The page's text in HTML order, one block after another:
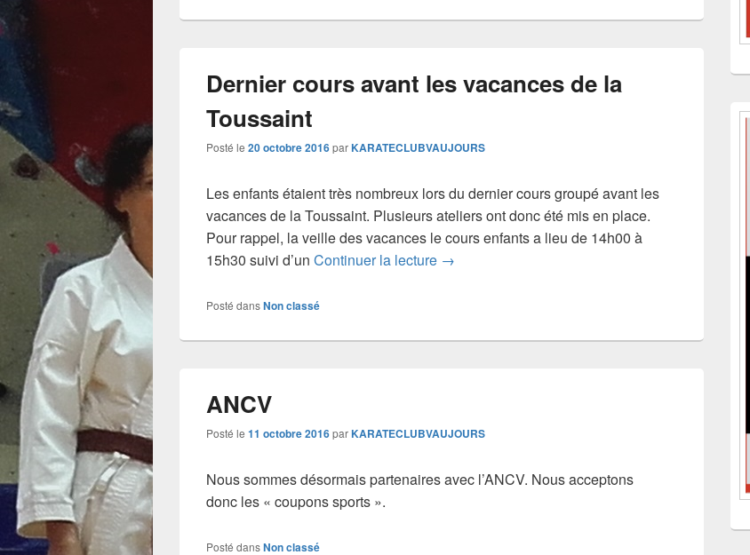
Dernier cours avant les vacances de la
Toussaint
Posté le 20 octobre 2016parKARATECLUBVAUJOURS
Les enfants étaient très nombreux lors du dernier cours groupé avant les
vacances de la Toussaint. Plusieurs ateliers ont donc été mis en place.
Pour rappel, la veille des vacances le cours enfants a lieu de 14h00 à
15h30 suivi d’un Continuer la lecture Dernier cours avant les vacances de la Toussaint
→
Posté dansNon classé
ANCV
Posté le 11 octobre 2016parKARATECLUBVAUJOURS
Nous sommes désormais partenaires avec l’ANCV. Nous acceptons
donc les « coupons sports ».
Posté dansNon classé